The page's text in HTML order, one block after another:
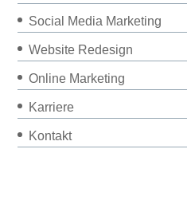
Social Media Marketing
Website Redesign
Online Marketing
Karriere
Kontakt